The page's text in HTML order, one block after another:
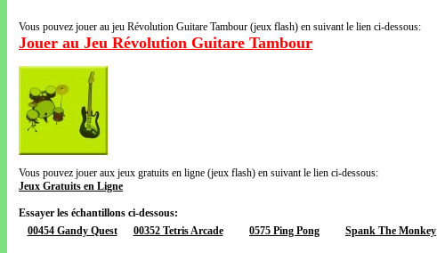
Vous pouvez jouer au jeu Révolution Guitare Tambour (jeux flash) en suivant le lien ci-dessous:
Jouer au Jeu Révolution Guitare Tambour
Vous pouvez jouer aux jeux gratuits en ligne (jeux flash) en suivant le lien ci-dessous:
Jeux Gratuits en Ligne
Essayer les échantillons ci-dessous:
00454 Gandy Quest
00352 Tetris Arcade 0575 Ping Pong Spank The Monkey